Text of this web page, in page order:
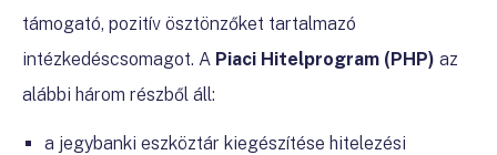
támogató, pozitív ösztönzőket tartalmazó
intézkedéscsomagot. A Piaci Hitelprogram (PHP) az
alábbi három részből áll:
a jegybanki eszköztár kiegészítése hitelezési